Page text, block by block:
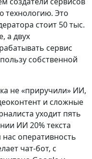
технологию. Это
стоит 50 тыс.
а двух
сервис
собственной
не «приручили» ИИ,
и сложные
уходит пять
ИИ 20% текста
оперативность
чат-бот, с